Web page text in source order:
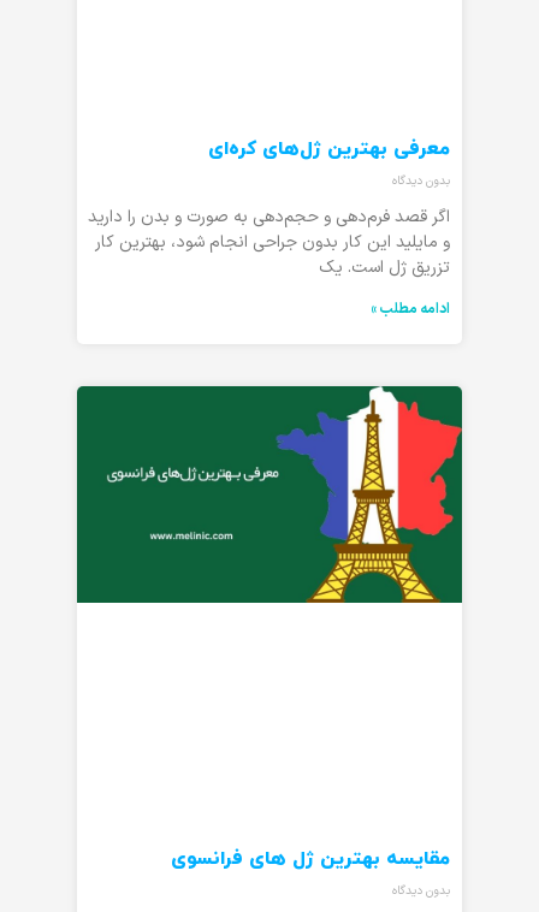
معرفی بهترین ژل‌های کره‌ای
بدون دیدگاه
اگر قصد فرم‌دهی و حجم‌دهی به صورت و بدن را دارید
و مایلید این کار بدون جراحی انجام شود، بهترین کار
تزریق ژل است. یک
ادامه مطلب »
مقایسه بهترین ژل های فرانسوی
بدون دیدگاه